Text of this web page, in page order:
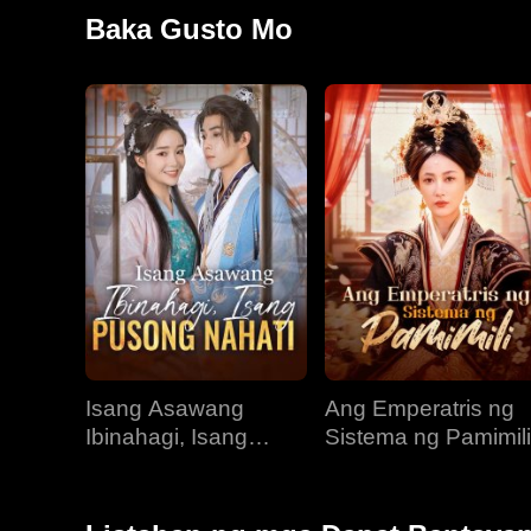
ni Kristy ang respeto at tunay na pag-aalaga, at
Baka Gusto Mo
Isang Asawang
Ibinahagi, Isang
Ang Emperatris ng
Sistema ng Pamimili